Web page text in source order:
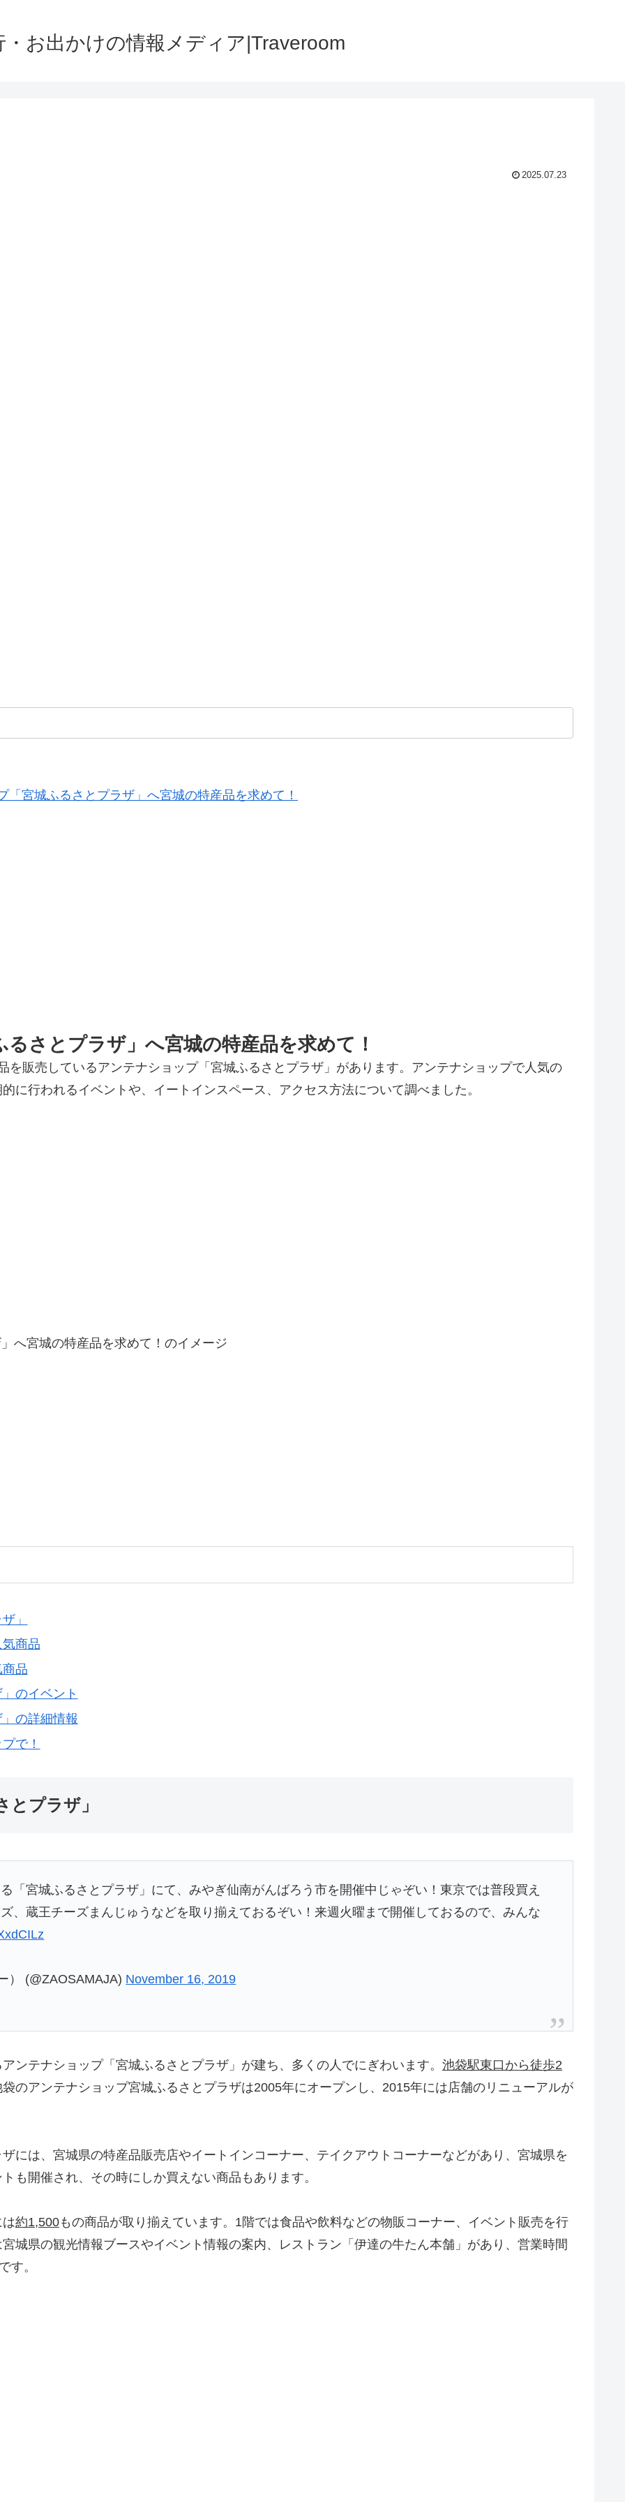
・お出かけの情報メディア|Traveroom
2025.07.23
「宮城ふるさとプラザ」へ宮城の特産品を求めて！
さとプラザ」へ宮城の特産品を求めて！
を販売しているアンテナショップ「宮城ふるさとプラザ」があります。アンテナショップで人気の
に行われるイベントや、イートインスペース、アクセス方法について調べました。
」
商品
品
のイベント
の詳細情報
で！
とプラザ」
「宮城ふるさとプラザ」にて、みやぎ仙南がんばろう市を開催中じゃぞい！東京では普段買え
、蔵王チーズまんじゅうなどを取り揃えておるぞい！来週火曜まで開催しておるので、みんな
） (@ZAOSAMAJA) November 16, 2019
ンテナショップ「宮城ふるさとプラザ」が建ち、多くの人でにぎわいます。 池袋駅東口から徒歩2
のアンテナショップ宮城ふるさとプラザは2005年にオープンし、2015年には店舗のリニューアルが
には、宮城県の特産品販売店やイートインコーナー、テイクアウトコーナーなどがあり、宮城県を
も開催され、その時にしか買えない商品もあります。
約1,500もの商品が取り揃えています。1階では食品や飲料などの物販コーナー、イベント販売を行
城県の観光情報ブースやイベント情報の案内、レストラン「伊達の牛たん本舗」があり、営業時間
す。